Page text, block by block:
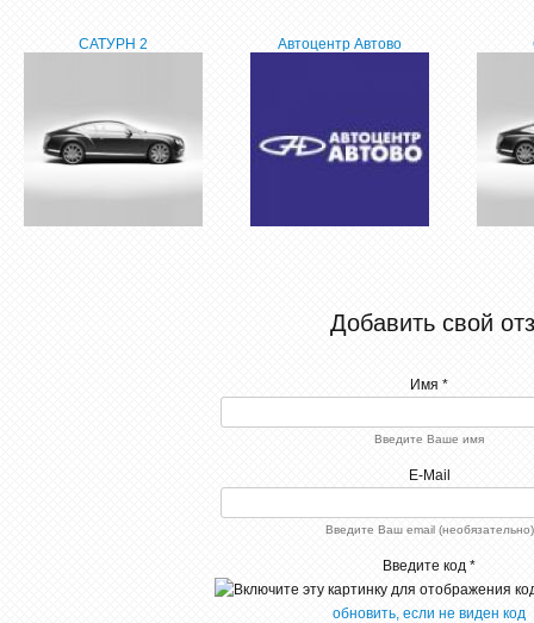
САТУРН 2 Автоцентр Автово
Добавить свой
Имя *
Введите Ваше имя
E-Mail
Введите Ваш email (необязательно)
Введите код *
обновить, если не виден код